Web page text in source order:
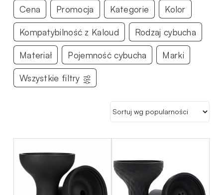
Cena Promocja Kategorie Kolor
Kompatybilność z Kaloud Rodzaj cybucha
Materiał Pojemność cybucha Marki
Wszystkie filtry